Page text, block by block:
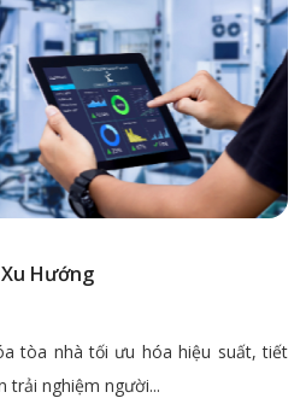
Hướng
tòa nhà tối ưu hóa hiệu suất, tiết
trải nghiệm người...